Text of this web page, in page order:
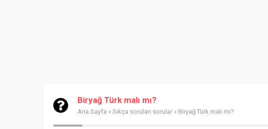
Biryağ Türk malı mı?
Ana Sayfa » Sıkça sorulan sorular » Biryağ Türk malı mı?